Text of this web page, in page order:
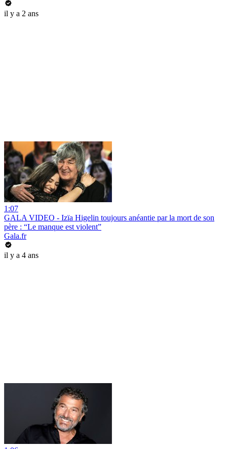
il y a 2 ans
1:07
GALA VIDEO - Izïa Higelin toujours anéantie par la mort de son
père : “Le manque est violent”
Gala.fr
il y a 4 ans